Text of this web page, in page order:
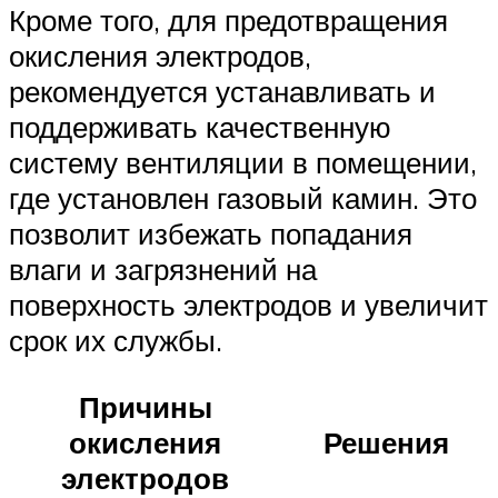
Кроме того, для предотвращения
окисления электродов,
рекомендуется устанавливать и
поддерживать качественную
систему вентиляции в помещении,
где установлен газовый камин. Это
позволит избежать попадания
влаги и загрязнений на
поверхность электродов и увеличит
срок их службы.
Причины
окисления
электродов
Решения